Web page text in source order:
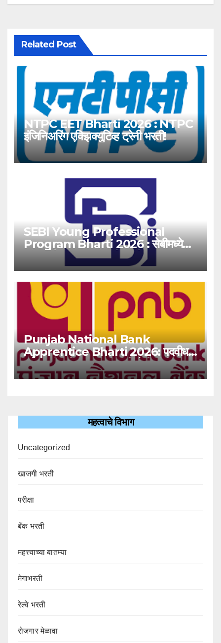
Related Post
NTPC EET Bharti 2026 : NTPC
इंजिनिअरिंग एक्झिक्युटिव्ह ट्रेनी भरती!
SEBI Young Professional
Program Bharti 2026 : सेबीमध्ये
‘यंग प्रोफेशनल’ पदांसाठी भरती!
Punjab National Bank
Apprentice Bharti 2026: पदवीधर
उमेदवारांसाठी ५१३८ जागांची मोठी संधी!
महत्वाचे विभाग
Uncategorized
खाजगी भरती
परीक्षा
बँक भरती
महत्त्वाच्या बातम्या
मेगाभरती
रेल्वे भरती
रोजगार मेळावा